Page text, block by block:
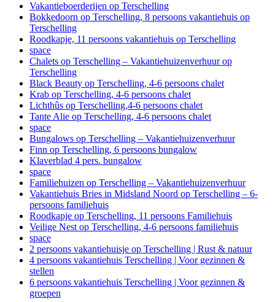
Vakantieboerderijen op Terschelling
Bokkedoorn op Terschelling, 8 persoons vakantiehuis op
Terschelling
Roodkapje, 11 persoons vakantiehuis op Terschelling
space
Chalets op Terschelling – Vakantiehuizenverhuur op
Terschelling
Black Beauty op Terschelling, 4-6 persoons chalet
Krab op Terschelling, 4-6 persoons chalet
Lichthûs op Terschelling,4-6 persoons chalet
Tante Alie op Terschelling, 4-6 persoons chalet
space
Bungalows op Terschelling – Vakantiehuizenverhuur
Finn op Terschelling, 6 persoons bungalow
Klaverblad 4 pers. bungalow
space
Familiehuizen op Terschelling – Vakantiehuizenverhuur
Vakantiehuis Bries in Midsland Noord op Terschelling – 6-
persoons familiehuis
Roodkapje op Terschelling, 11 persoons Familiehuis
Veilige Nest op Terschelling, 4-6 persoons familiehuis
space
2 persoons vakantiehuisje op Terschelling | Rust & natuur
4 persoons vakantiehuis Terschelling | Voor gezinnen &
stellen
6 persoons vakantiehuis Terschelling | Voor gezinnen &
groepen